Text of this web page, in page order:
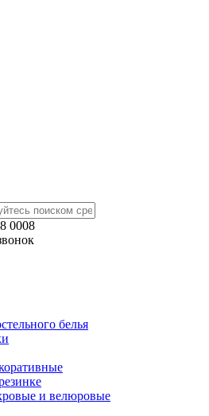
0008
белья
и велюровые